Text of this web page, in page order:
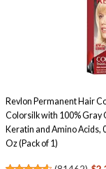
Revlon Permanent Hair
Colorsilk with 100% Gray
Keratin and Amino Acids,
Oz (Pack of 1)